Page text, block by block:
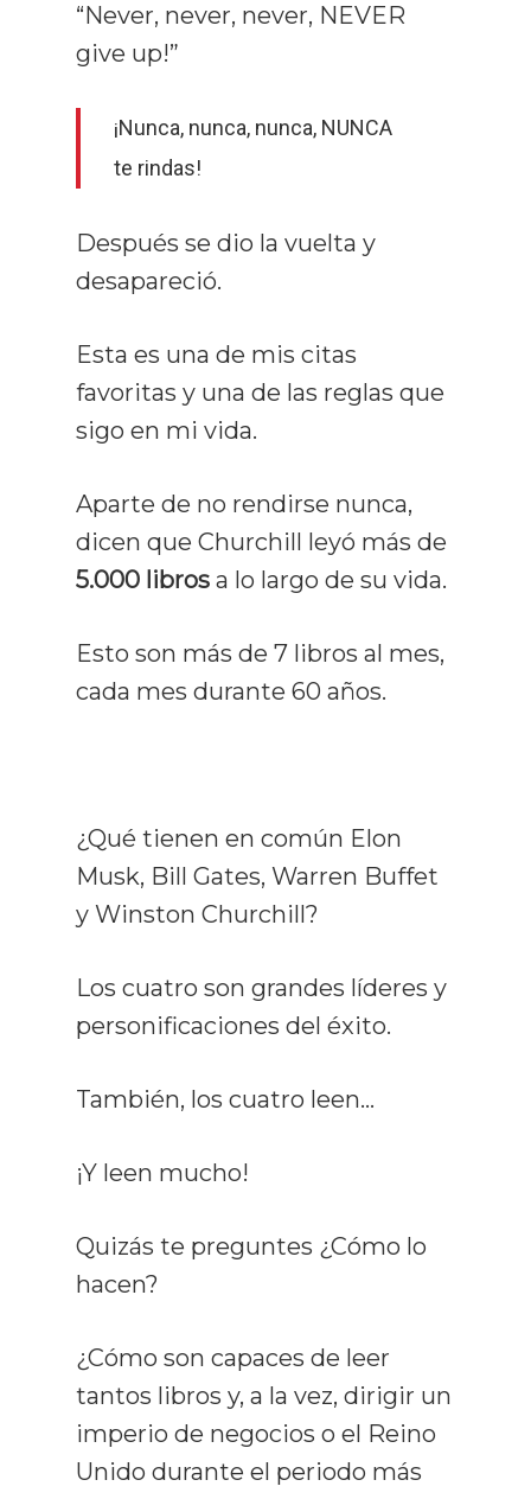
“Never, never, never, NEVER
give up!”
¡Nunca, nunca, nunca, NUNCA
te rindas!
Después se dio la vuelta y
desapareció.
Esta es una de mis citas
favoritas y una de las reglas que
sigo en mi vida.
Aparte de no rendirse nunca,
dicen que Churchill leyó más de
5.000 libros a lo largo de su vida.
Esto son más de 7 libros al mes,
cada mes durante 60 años.
¿Qué tienen en común Elon
Musk, Bill Gates, Warren Buffet
y Winston Churchill?
Los cuatro son grandes líderes y
personificaciones del éxito.
También, los cuatro leen…
¡Y leen mucho!
Quizás te preguntes ¿Cómo lo
hacen?
¿Cómo son capaces de leer
tantos libros y, a la vez, dirigir un
imperio de negocios o el Reino
Unido durante el periodo más